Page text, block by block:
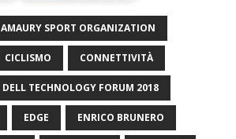
AMAURY SPORT ORGANIZATION
CICLISMO CONNETTIVITÀ
DELL TECHNOLOGY FORUM 2018
EDGE ENRICO BRUNERO